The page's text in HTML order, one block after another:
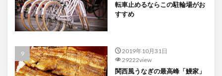
転車止めるならこの駐輪場がお
すすめ
2019年10月31日
29222view
関西風うなぎの最高峰「鰻家」